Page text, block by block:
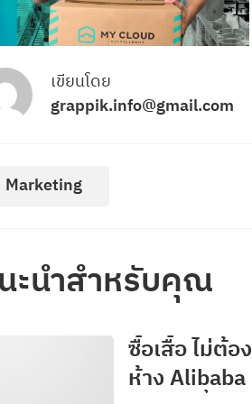
เขียนโดย
grappik.info@gmail.com
Marketing
ะนำสำหรับคุณ
ซื้อเสื้อ ไม่ต้อ
ห้าง